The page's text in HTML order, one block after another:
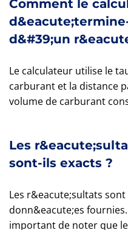
Comment le
d&#39;un
Le calculateur utilise le
carburant et la distance
volume de carburant
Les
sont-ils exacts ?
Les r&eacute;sultats
donn&eacute;es
important de noter que